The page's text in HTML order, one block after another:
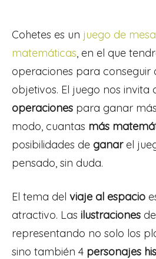
Cohetes es un juego de
matemáticas, en el que
operaciones para conseguir
objetivos. El juego nos invita
operaciones para ganar
modo, cuantas más
posibilidades de ganarel
pensado, sin duda.
El tema del viaje al espacio
atractivo. Las ilustraciones
representando no solo los
sino también 4 personajes